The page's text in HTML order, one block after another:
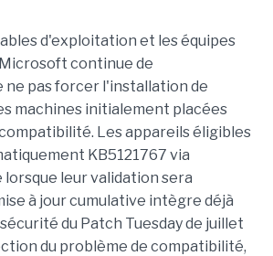
d'exploitation et les équipes
continue de
ne pas forcer l'installation de
machines initialement placées
Les appareils éligibles
KB5121767 via
lorsque leur validation sera
à jour cumulative intègre déjà
du Patch Tuesday de juillet
du problème de compatibilité,